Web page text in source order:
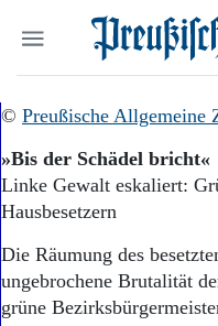
Suchen und
© Preußische Allgemeine
»Bis der Schädel bricht«
Linke Gewalt eskaliert:
Hausbesetzern
Die Räumung des
ungebrochene Brutalität
grüne